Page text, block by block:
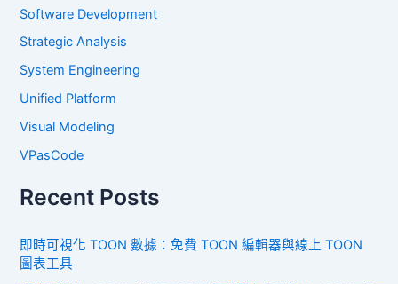
Software Development
Strategic Analysis
System Engineering
Unified Platform
Visual Modeling
VPasCode
Recent Posts
即時可視化 TOON 數據：免費 TOON 編輯器與線上 TOON
圖表工具